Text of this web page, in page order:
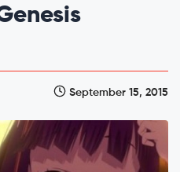
September 15, 2015